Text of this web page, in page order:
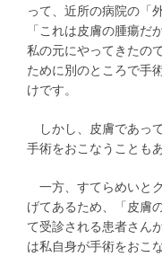
って、近所の病院の「
「これは皮膚の腫瘍だ
私の元にやってきたの
ために別のところで手
けです。
しかし、皮膚であっ
手術をおこなうことも
一方、すてらめいと
げてあるため、「皮膚
て受診される患者さん
は私自身が手術をおこ